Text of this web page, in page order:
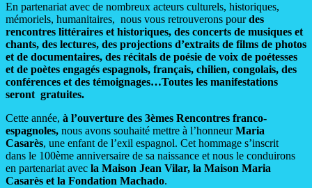
En partenariat avec de nombreux acteurs culturels, historiques,
mémoriels, humanitaires, nous vous retrouverons pourdes
rencontres littéraires et historiques, des concerts de musiques et
chants, des lectures, des projections d’extraits de films de photos
et de documentaires, des récitals de poésie de voix de poétesses
et de poètes engagés espagnols, français, chilien, congolais, des
conférences et des témoignages…Toutes les manifestations
seront gratuites.
Cette année, à l’ouverture des 3èmes Rencontres franco-
espagnoles, nous avons souhaité mettre à l’honneurMaria
Casarès, une enfant de l’exil espagnol. Cet hommage s’inscrit
dans le 100ème anniversaire de sa naissance et nous le conduirons
en partenariat avec la Maison Jean Vilar, la Maison Maria
Casarès et la Fondation Machado.